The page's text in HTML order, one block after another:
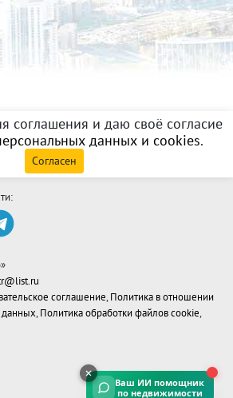
соглашения и даю своё согласие
данных и cookies.
Согласен
»
соглашение, Политика в отношении
, Политика обработки файлов cookie,
Ваш ИИ помощник
по недвижимости